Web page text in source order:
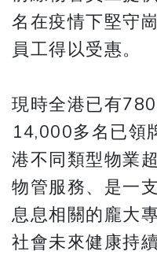
名在疫情下堅守
員工得以受惠。
現時全港已有
14,000多名已領
港不同類型物業
物管服務、是一
息息相關的龐大
社會未來健康持